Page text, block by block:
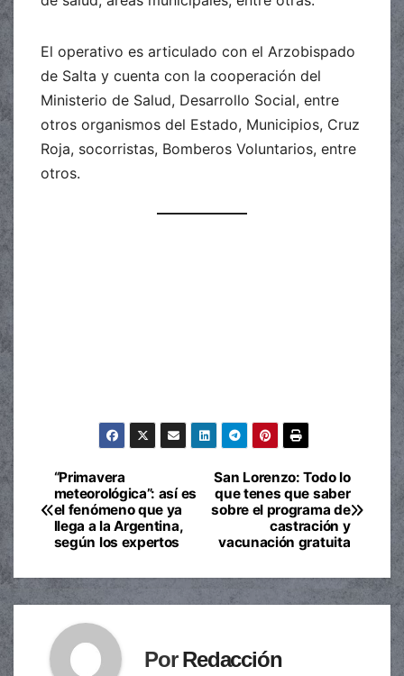
El operativo es articulado con el Arzobispado
de Salta y cuenta con la cooperación del
Ministerio de Salud, Desarrollo Social, entre
otros organismos del Estado, Municipios, Cruz
Roja, socorristas, Bomberos Voluntarios, entre
otros.
Navegación
de
entradas
San Lorenzo: Todo lo
que tenes que saber
sobre el programa de
castración y
vacunación gratuita
“Primavera
meteorológica”: así es
el fenómeno que ya
llega a la Argentina,
según los expertos
PorRedacción